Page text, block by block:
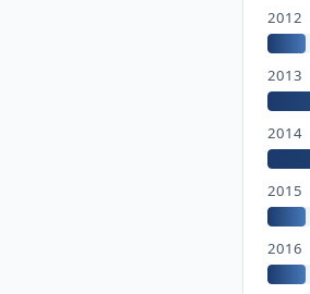
2012
2013
2014
2015
2016